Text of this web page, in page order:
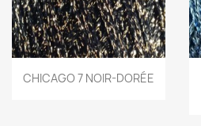
CHICAGO 7 NOIR-DORÉE